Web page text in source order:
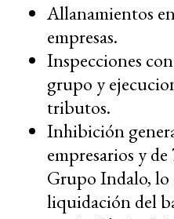
Allanamientos
empresas.
Inspecciones
grupo y
tributos.
Inhibición
empresarios y
Grupo Indalo, lo
liquidación del